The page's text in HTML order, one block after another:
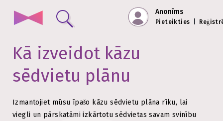
Anonīms
Pieteikties
Kā izveidot kāzu
sēdvietu plānu
Izmantojiet mūsu īpašo kāzu sēdvietu plāna rīku, lai
viegli un pārskatāmi izkārtotu sēdvietas savam svinību